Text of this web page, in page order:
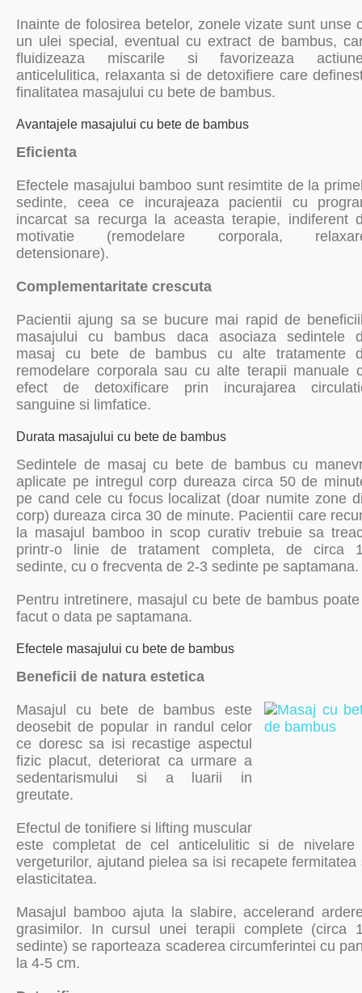
Inainte de folosirea betelor, zonele vizate sunt unse
un ulei special, eventual cu extract de bambus,
fluidizeaza miscarile si favorizeaza
anticelulitica, relaxanta si de detoxifiere care
finalitatea masajului cu bete de bambus.
Avantajele masajului cu bete de bambus
Eficienta
Efectele masajului bamboo sunt resimtite de la
sedinte, ceea ce incurajeaza pacientii cu
incarcat sa recurga la aceasta terapie, indiferent
motivatie (remodelare corporala,
detensionare).
Complementaritate crescuta
Pacientii ajung sa se bucure mai rapid de
masajului cu bambus daca asociaza sedintele
masaj cu bete de bambus cu alte tratamente
remodelare corporala sau cu alte terapii manuale
efect de detoxificare prin incurajarea
sanguine si limfatice.
Durata masajului cu bete de bambus
Sedintele de masaj cu bete de bambus cu
aplicate pe intregul corp dureaza circa 50 de
pe cand cele cu focus localizat (doar numite zone
corp) dureaza circa 30 de minute. Pacientii care
la masajul bamboo in scop curativ trebuie sa
printr-o linie de tratament completa, de circa
sedinte, cu o frecventa de 2-3 sedinte pe saptamana.
Pentru intretinere, masajul cu bete de bambus
facut o data pe saptamana.
Efectele masajului cu bete de bambus
Beneficii de natura estetica
Masajul cu bete de bambus este
deosebit de popular in randul celor
ce doresc sa isi recastige aspectul
fizic placut, deteriorat ca urmare a
sedentarismului si a luarii in
greutate.
Efectul de tonifiere si lifting muscular
este completat de cel anticelulitic si de nivelare
vergeturilor, ajutand pielea sa isi recapete fermitatea
elasticitatea.
Masajul bamboo ajuta la slabire, accelerand
grasimilor. In cursul unei terapii complete (circa
sedinte) se raporteaza scaderea circumferintei cu
la 4-5 cm.